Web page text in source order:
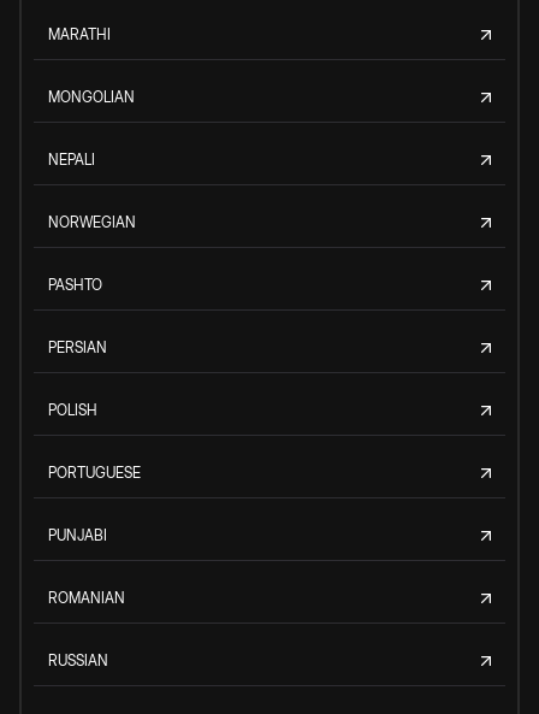
MARATHI
MONGOLIAN
NEPALI
NORWEGIAN
PASHTO
PERSIAN
POLISH
PORTUGUESE
PUNJABI
ROMANIAN
RUSSIAN